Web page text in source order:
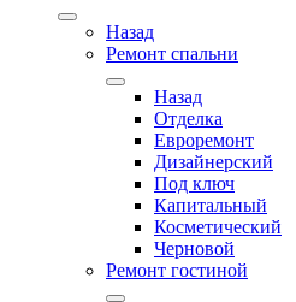
Назад
Ремонт спальни
Назад
Отделка
Евроремонт
Дизайнерский
Под ключ
Капитальный
Косметический
Черновой
Ремонт гостиной